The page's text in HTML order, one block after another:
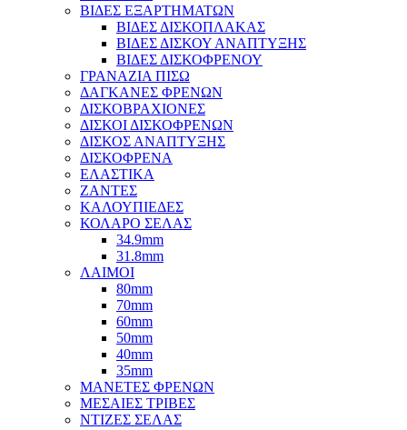
ΒΙΔΕΣ ΕΞΑΡΤΗΜΑΤΩΝ
ΒΙΔΕΣ ΔΙΣΚΟΠΛΑΚΑΣ
ΒΙΔΕΣ ΔΙΣΚΟΥ ΑΝΑΠΤΥΞΗΣ
ΒΙΔΕΣ ΔΙΣΚΟΦΡΕΝΟΥ
ΓΡΑΝΑΖΙΑ ΠΙΣΩ
ΔΑΓΚΑΝΕΣ ΦΡΕΝΩΝ
ΔΙΣΚΟΒΡΑΧΙΟΝΕΣ
ΔΙΣΚΟΙ ΔΙΣΚΟΦΡΕΝΩΝ
ΔΙΣΚΟΣ ΑΝΑΠΤΥΞΗΣ
ΔΙΣΚΟΦΡΕΝΑ
ΕΛΑΣΤΙΚΑ
ΖΑΝΤΕΣ
ΚΑΛΟΥΠΙΕΔΕΣ
ΚΟΛΑΡΟ ΣΕΛΑΣ
34.9mm
31.8mm
ΛΑΙΜΟΙ
80mm
70mm
60mm
50mm
40mm
35mm
ΜΑΝΕΤΕΣ ΦΡΕΝΩΝ
ΜΕΣΑΙΕΣ ΤΡΙΒΕΣ
ΝΤΙΖΕΣ ΣΕΛΑΣ